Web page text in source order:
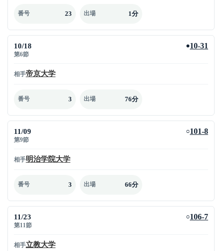
番号 23 出場 1分
10/18
第6節
●10-31
相手帝京大学
番号 3 出場 76分
11/09
第9節
○101-8
相手明治学院大学
番号 3 出場 66分
11/23
第11節
○106-7
相手立教大学